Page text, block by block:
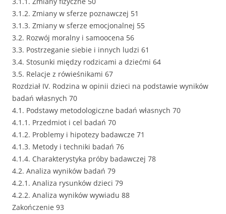
3.1.2. Zmiany w sferze poznawczej 51
3.1.3. Zmiany w sferze emocjonalnej 55
3.2. Rozwój moralny i samoocena 56
3.3. Postrzeganie siebie i innych ludzi 61
3.4. Stosunki między rodzicami a dziećmi 64
3.5. Relacje z rówieśnikami 67
Rozdział IV. Rodzina w opinii dzieci na podstawie wyników
badań własnych 70
4.1. Podstawy metodologiczne badań własnych 70
4.1.1. Przedmiot i cel badań 70
4.1.2. Problemy i hipotezy badawcze 71
4.1.3. Metody i techniki badań 76
4.1.4. Charakterystyka próby badawczej 78
4.2. Analiza wyników badań 79
4.2.1. Analiza rysunków dzieci 79
4.2.2. Analiza wyników wywiadu 88
Zakończenie 93